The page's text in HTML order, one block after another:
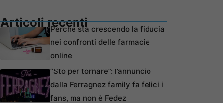
Articoli recentiPerché sta crescendo la fiducia
nei confronti delle farmacie
online
“Sto per tornare”: l’annuncio
dalla Ferragnez family fa felici i
fans, ma non è Fedez